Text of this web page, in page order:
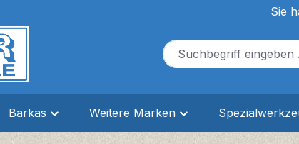
Sie
Barkas Weitere Marken